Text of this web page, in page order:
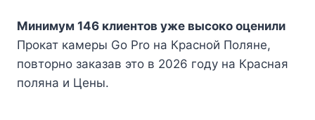
камеры
Go
Pro
на
Минимум 146 клиентов уже высоко оценили
Прокат камеры Go Pro на Красной Поляне,
повторно заказав это в 2026 году на Красная
поляна и Цены.